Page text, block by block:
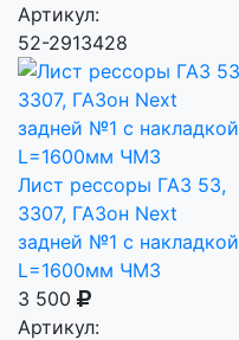
Артикул:
52-2913428
Лист рессоры ГАЗ 53,
3307, ГАЗон Next
задней №1 с накладкой
L=1600мм ЧМЗ
3 500
Артикул: